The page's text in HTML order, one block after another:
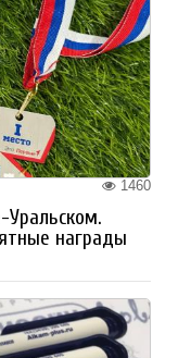
1460
Уральском.
награды